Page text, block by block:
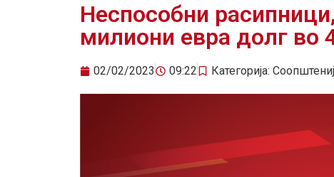
Неспособни
милиони евра долг во
02/02/2023 09:22 Категорија: